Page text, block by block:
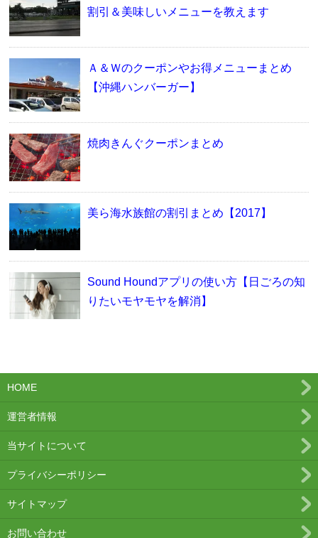
割引＆美味しいメニューを教えます
Ａ＆Ｗのクーポンやお得メニューまとめ
【沖縄ハンバーガー】
焼肉きんぐクーポンまとめ
美ら海水族館の割引まとめ【2017】
Sound Houndアプリの使い方【日ごろの知
りたいモヤモヤを解消】
HOME
運営者情報
当サイトについて
プライバシーポリシー
サイトマップ
お問い合わせ